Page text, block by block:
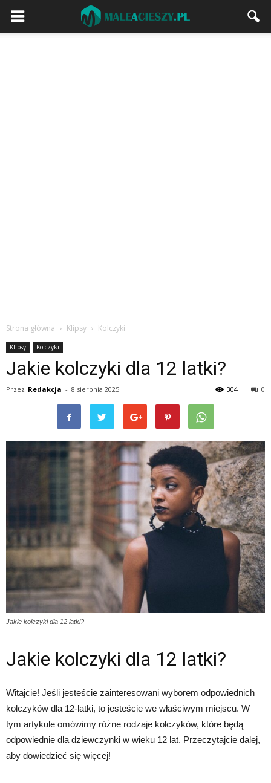
Strona główna Klipsy Kolczyki
Klipsy Kolczyki
Jakie kolczyki dla 12 latki?
Przez Redakcja - 8 sierpnia 2025 0
304
Jakie kolczyki dla 12 latki?
Jakie kolczyki dla 12 latki?
Witajcie! Jeśli jesteście zainteresowani wyborem odpowiednich
kolczyków dla 12-latki, to jesteście we właściwym miejscu. W
tym artykule omówimy różne rodzaje kolczyków, które będą
odpowiednie dla dziewczynki w wieku 12 lat. Przeczytajcie dalej,
aby dowiedzieć się więcej!